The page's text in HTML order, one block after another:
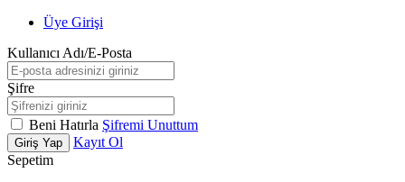
Üye Girişi
Kullanıcı Adı/E-Posta
Şifre
Beni Hatırla Şifremi Unuttum
Giriş Yap
Kayıt Ol
Sepetim